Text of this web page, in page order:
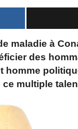
maladie à
des
homme
multiple